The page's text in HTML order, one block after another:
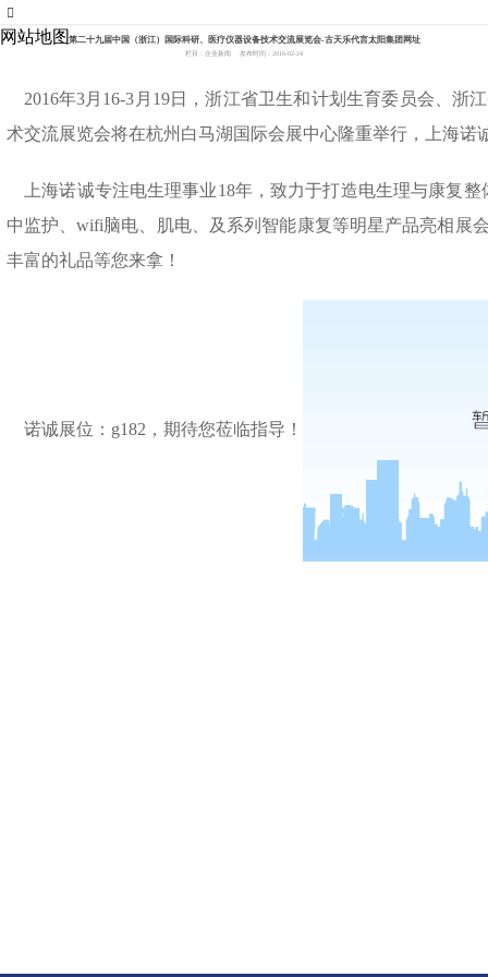
官网
第二十九届中国（浙江）国际科研、医疗仪器设备技术交流展览会-古天乐代言太阳集团网址
栏目：企业新闻 发布时间：2016-02-24
2016年3月16-3月19日，浙江省卫生和计划生育委员会、
术交流展览会将在杭州白马湖国际会展中心隆重举行，上海诺
上海诺诚专注电生理事业18年，致力于打造电生理与康复
中监护、wifi脑电、肌电、及系列智能康复等明星产品亮相展
丰富的礼品等您来拿！
诺诚展位：g182，期待您莅临指导！
网站地图